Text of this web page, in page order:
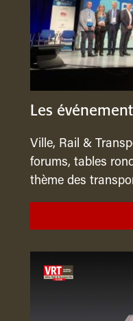
Les
Ville, Rail &
forums, tables
thème des